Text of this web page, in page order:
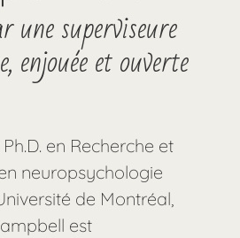
superviseure
enjouée et ouverte
en Recherche et
neuropsychologie
de Montréal,
est